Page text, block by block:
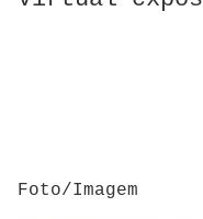
Foto/Imagem